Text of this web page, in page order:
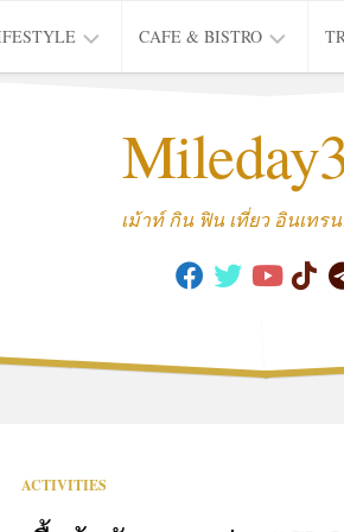
MOVIE
SERIES
CAFE & BISTRO
CAFE
เม้าท์ กิน ฟิน เที่ยว อินเทร
ACTIVITIES